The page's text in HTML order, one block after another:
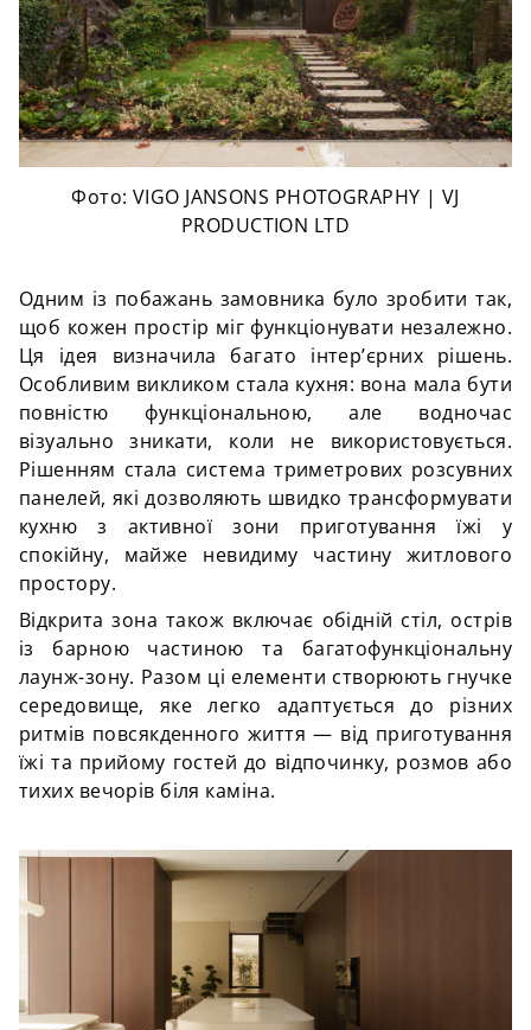
Фото: VIGO JANSONS PHOTOGRAPHY | VJ
PRODUCTION LTD
Одним із побажань замовника було зробити так,
щоб кожен простір міг функціонувати незалежно.
Ця ідея визначила багато інтер’єрних рішень.
Особливим викликом стала кухня: вона мала бути
повністю функціональною, але водночас
візуально зникати, коли не використовується.
Рішенням стала система триметрових розсувних
панелей, які дозволяють швидко трансформувати
кухню з активної зони приготування їжі у
спокійну, майже невидиму частину житлового
простору.
Відкрита зона також включає обідній стіл, острів
із барною частиною та багатофункціональну
лаунж-зону. Разом ці елементи створюють гнучке
середовище, яке легко адаптується до різних
ритмів повсякденного життя — від приготування
їжі та прийому гостей до відпочинку, розмов або
тихих вечорів біля каміна.